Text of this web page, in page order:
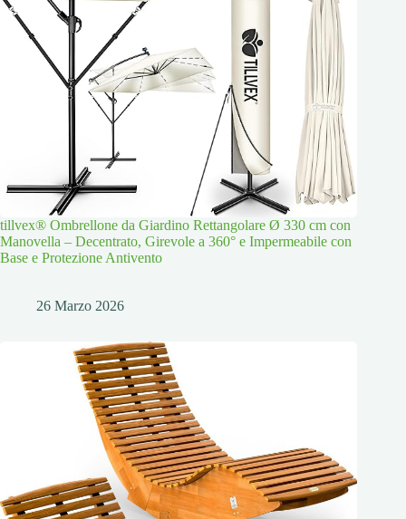
tillvex® Ombrellone da Giardino Rettangolare Ø 330 cm con
Manovella – Decentrato, Girevole a 360° e Impermeabile con
Base e Protezione Antivento
26 Marzo 2026